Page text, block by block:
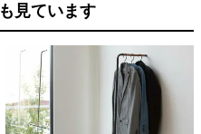
見ています